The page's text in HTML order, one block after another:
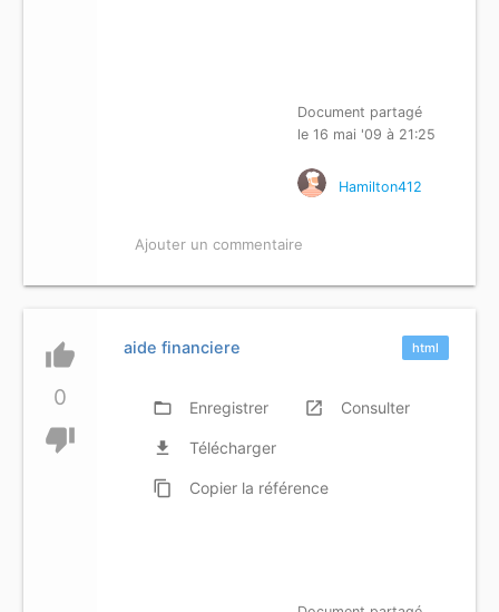
Document partagé
le 16 mai '09 à 21:25
Hamilton412
Ajouter un commentaire
thumb_up
0
thumb_down
html
aide financiere
folder_open Enregistrer launch Consulter
file_download Télécharger
content_copy Copier la référence